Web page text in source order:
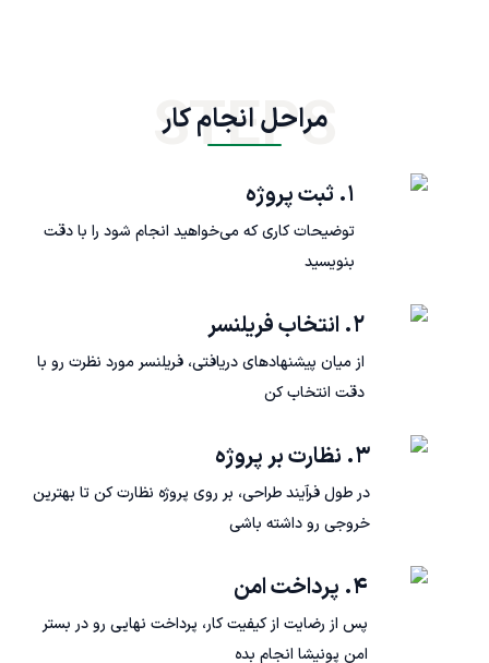
مراحل انجام کار
STEPS
۱. ثبت پروژه
توضیحات کاری که می‌خواهید انجام شود را با دقت
بنویسید
۲. انتخاب فریلنسر
از میان پیشنهادهای دریافتی، فریلنسر مورد نظرت رو با
دقت انتخاب کن
۳. نظارت بر پروژه
در طول فرآیند طراحی، بر روی پروژه نظارت کن تا بهترین
خروجی رو داشته باشی
۴. پرداخت امن
پس از رضایت از کیفیت کار، پرداخت نهایی رو در بستر
امن پونیشا انجام بده